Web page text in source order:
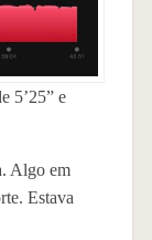
5’25” e
Algo em
Estava